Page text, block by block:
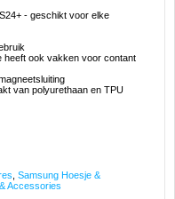
- geschikt voor elke
heeft ook vakken voor contant
van polyurethaan en TPU
Samsung Hoesje &
Accessories